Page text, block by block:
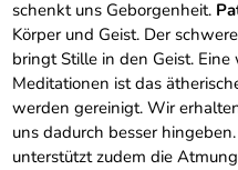
schenkt uns Geborgenheit.
Körper und Geist. Der
bringt Stille in den Geist.
Meditationen ist das
werden gereinigt. Wir
uns dadurch besser
unterstützt zudem die